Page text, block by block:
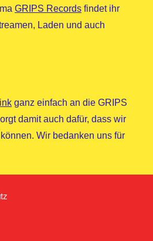
GRIPS Records findet ihr
Laden und auch
ganz einfach an die GRIPS
damit auch dafür, dass wir
Wir bedanken uns für